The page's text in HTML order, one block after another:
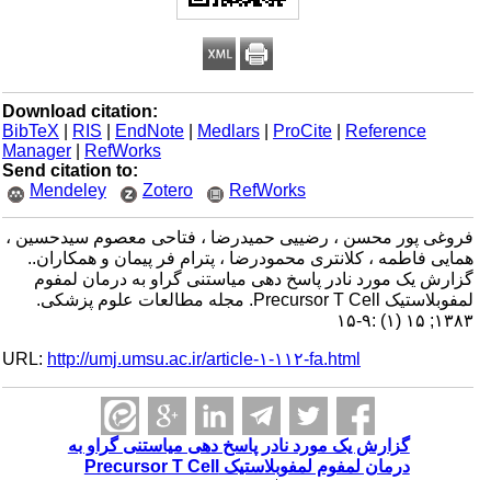
Download citation:
BibTeX
| RIS |EndNote |Medlars |ProCite |Reference
Manager
|RefWorks
Send citation to:
Mendeley
Zotero RefWorks
فروغی پور محسن ، رضییی حمیدرضا ، فتاحی معصوم سیدحسین ،
همایی فاطمه ، کلانتری محمودرضا ، پترام فر پیمان و همکاران..
گزارش یک مورد نادر پاسخ دهی میاستنی گراو به درمان لمفوم
لمفوبلاستیک Precursor T Cell. مجله مطالعات علوم پزشکی.
۱۳۸۳; ۱۵ (۱) :۹-۱۵
URL:http://umj.umsu.ac.ir/article-۱-۱۱۲-fa.html
گزارش یک مورد نادر پاسخ دهی میاستنی گراو به
درمان لمفوم لمفوبلاستیک Precursor T Cell